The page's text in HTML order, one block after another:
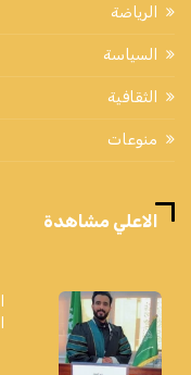
الرياضة
السياسة
الثقافية
منوعات
الاعلي مشاهدة